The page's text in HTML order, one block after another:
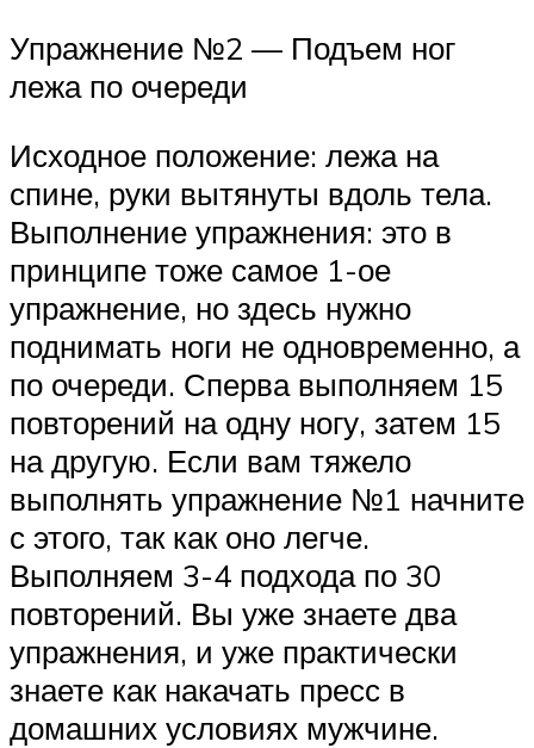
Упражнение №2 — Подъем ног
лежа по очереди
Исходное положение: лежа на
спине, руки вытянуты вдоль тела.
Выполнение упражнения: это в
принципе тоже самое 1-ое
упражнение, но здесь нужно
поднимать ноги не одновременно, а
по очереди. Сперва выполняем 15
повторений на одну ногу, затем 15
на другую. Если вам тяжело
выполнять упражнение №1 начните
с этого, так как оно легче.
Выполняем 3-4 подхода по 30
повторений. Вы уже знаете два
упражнения, и уже практически
знаете как накачать пресс в
домашних условиях мужчине.